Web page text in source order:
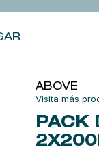
ABOVE
PACK